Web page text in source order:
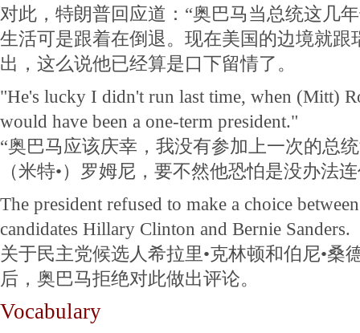
对此，特朗普回应道：“奥巴马当总统这几
生活可是跟着在倒退。现在美国的边境就跟
出，这么说他已经算是口下留情了。
"He's lucky I didn't run last time, when (Mitt)
would have been a one-term president."
“奥巴马应该庆幸，我没有参加上一次的总
（米特•）罗姆尼，要不然他恐怕是没办法
The president refused to make a choice
candidates Hillary Clinton and Bernie Sanders.
关于民主党候选人希拉里•克林顿和伯尼•桑
后，奥巴马拒绝对此做出评论。
Vocabulary